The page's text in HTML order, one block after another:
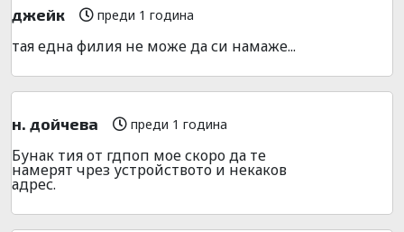
джейк преди 1 година
тая една филия не може да си намаже...
н. дойчева преди 1 година
Бунак тия от гдпоп мое скоро да те
намерят чрез устройството и некаков
адрес.